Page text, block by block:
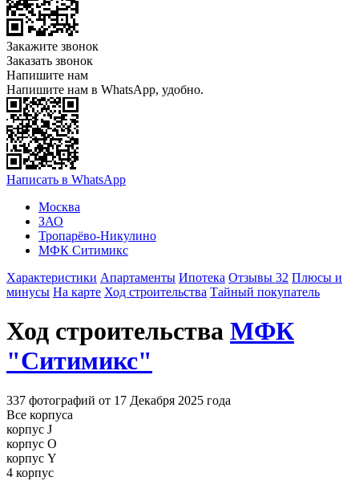
Закажите звонок
Заказать звонок
Напишите нам
Напишите нам в WhatsApp, удобно.
Написать в WhatsApp
Москва
ЗАО
Тропарёво-Никулино
МФК Ситимикс
Характеристики Апартаменты Ипотека Отзывы 32 Плюсы и
минусы На карте Ход строительства Тайный покупатель
Ход строительства МФК
"Ситимикс"
337 фотографий от 17 Декабря 2025 года
Все корпуса
корпус J
корпус O
корпус Y
4 корпус